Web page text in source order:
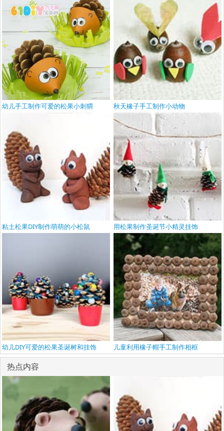
幼儿手工制作可爱的松果小刺猬 秋天橡子手工制作小动物
粘土松果DIY制作萌萌的小松鼠 用松果制作圣诞节小精灵挂饰
幼儿DIY可爱的松果圣诞树和挂饰 儿童利用橡子帽手工制作相框
热点内容